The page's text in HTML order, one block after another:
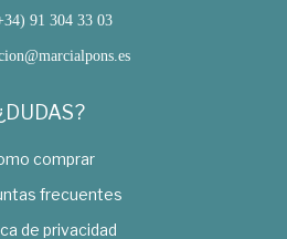
91 304 33 03
comprar
frecuentes
de privacidad